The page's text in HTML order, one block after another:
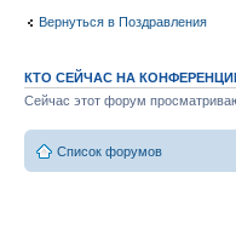
Вернуться в Поздравления
КТО СЕЙЧАС НА
Сейчас этот форум
Список форумов